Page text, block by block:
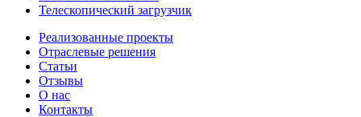
Телескопический загрузчик
Реализованные проекты
Отраслевые решения
Статьи
Отзывы
О нас
Контакты